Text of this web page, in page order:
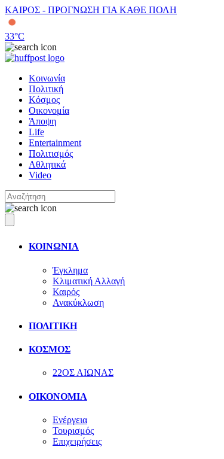
ΚΑΙΡΟΣ - ΠΡΟΓΝΩΣΗ ΓΙΑ ΚΑΘΕ ΠΟΛΗ
33°C
Κοινωνία
Πολιτική
Κόσμος
Οικονομία
Άποψη
Life
Entertainment
Πολιτισμός
Αθλητικά
Video
ΚΟΙΝΩΝΙΑ
Έγκλημα
Κλιματική Αλλαγή
Καιρός
Ανακύκλωση
ΠΟΛΙΤΙΚΗ
ΚΟΣΜΟΣ
22ΟΣ ΑΙΩΝΑΣ
ΟΙΚΟΝΟΜΙΑ
Ενέργεια
Τουρισμός
Επιχειρήσεις